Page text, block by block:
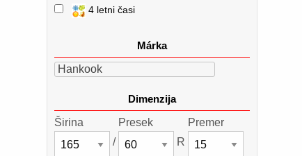
4 letni časi
Márka
Hankook
Dimenzija
Širina
/
Presek
R
Premer